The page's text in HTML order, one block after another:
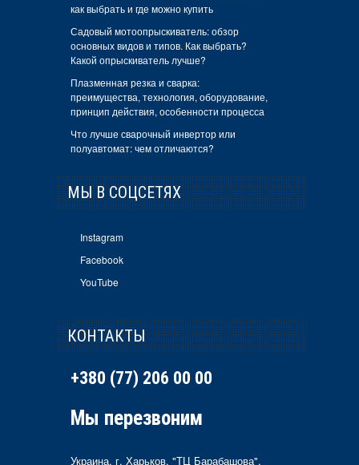
как выбрать и где можно купить
Садовый мотоопрыскиватель: обзор
основных видов и типов. Как выбрать?
Какой опрыскиватель лучше?
Плазменная резка и сварка:
преимущества, технология, оборудование,
принцип действия, особенности процесса
Что лучше сварочный инвертор или
полуавтомат: чем отличаются?
МЫ В СОЦСЕТЯХ
Instagram
Facebook
YouTube
КОНТАКТЫ
+380 (77) 206 00 00
Мы перезвоним
Украина, г. Харьков, "ТЦ Барабашова",